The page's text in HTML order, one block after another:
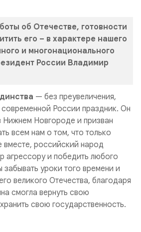
об Отечестве, готовности
его – в характере нашего
и многонационального
России Владимир
— без преувеличения,
России праздник. Он
Нижнем Новгороде и призван
всем нам о том, что только
российский народ
агрессору и победить любого
уроки того времени и
великого Отечества, благодаря
смогла вернуть свою
свою государственность.